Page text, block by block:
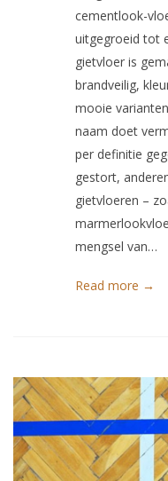
cementlook-
uitgegroeid tot
gietvloer is
brandveilig,
mooie
naam doet
per definitie
gestort,
gietvloeren –
mengsel van…
Read more →